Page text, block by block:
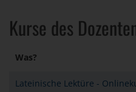
Kurse des
Was?
Lateinische Lektüre -